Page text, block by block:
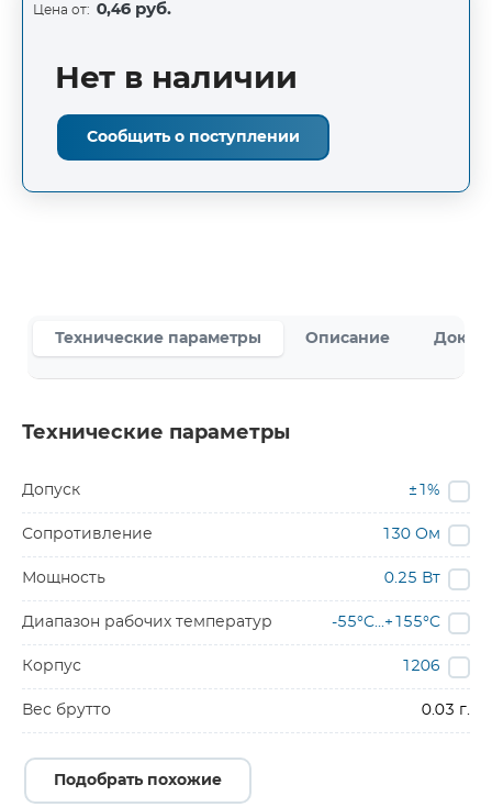
Цена от: 0,46 руб.
Нет в наличии
Сообщить о поступлении
Технические параметры Описание
Технические параметры
Допуск ±1%
Сопротивление 130 Ом
Мощность 0.25 Вт
Диапазон рабочих температур -55°C...+155°C
Корпус 1206
Вес брутто 0.03 г.
Подобрать похожие